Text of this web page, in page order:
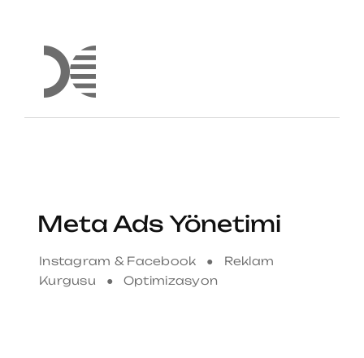
Meta Ads Yönetimi
Instagram & Facebook ● Reklam
Kurgusu ● Optimizasyon